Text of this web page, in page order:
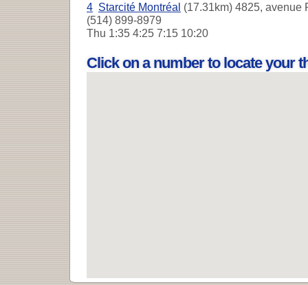
4 Starcité Montréal (17.31km) 4825, avenue
(514) 899-8979
Thu 1:35 4:25 7:15 10:20
Click on a number to locate your